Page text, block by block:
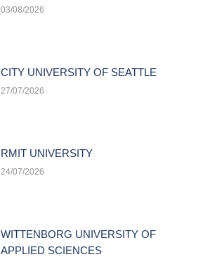
03/08/2026
CITY UNIVERSITY OF SEATTLE
27/07/2026
RMIT UNIVERSITY
24/07/2026
WITTENBORG UNIVERSITY OF
APPLIED SCIENCES